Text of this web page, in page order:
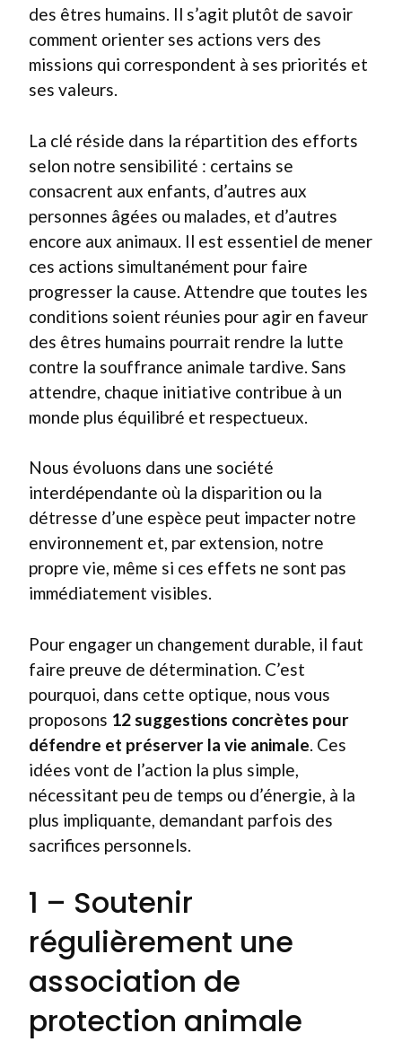
des êtres humains. Il s’agit plutôt de savoir
comment orienter ses actions vers des
missions qui correspondent à ses priorités et
ses valeurs.
La clé réside dans la répartition des efforts
selon notre sensibilité : certains se
consacrent aux enfants, d’autres aux
personnes âgées ou malades, et d’autres
encore aux animaux. Il est essentiel de mener
ces actions simultanément pour faire
progresser la cause. Attendre que toutes les
conditions soient réunies pour agir en faveur
des êtres humains pourrait rendre la lutte
contre la souffrance animale tardive. Sans
attendre, chaque initiative contribue à un
monde plus équilibré et respectueux.
Nous évoluons dans une société
interdépendante où la disparition ou la
détresse d’une espèce peut impacter notre
environnement et, par extension, notre
propre vie, même si ces effets ne sont pas
immédiatement visibles.
Pour engager un changement durable, il faut
faire preuve de détermination. C’est
pourquoi, dans cette optique, nous vous
proposons 12 suggestions concrètes pour
défendre et préserver la vie animale . Ces
idées vont de l’action la plus simple,
nécessitant peu de temps ou d’énergie, à la
plus impliquante, demandant parfois des
sacrifices personnels.
1 – Soutenir
régulièrement une
association de
protection animale